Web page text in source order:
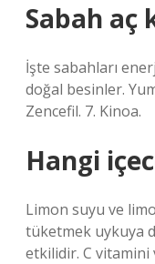
Sabah aç
İşte sabahları
doğal besinler.
Zencefil. 7. Kinoa.
Hangi
Limon suyu ve
tüketmek uykuya
etkilidir. C vitamini